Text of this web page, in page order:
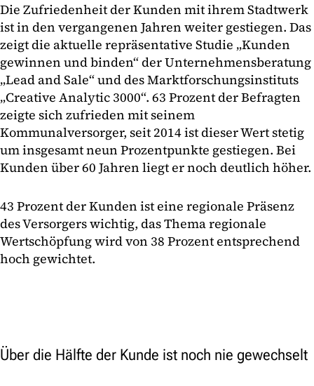
Die Zufriedenheit der Kunden mit ihrem Stadtwerk
ist in den vergangenen Jahren weiter gestiegen. Das
zeigt die aktuelle repräsentative Studie „Kunden
gewinnen und binden“ der Unternehmensberatung
„Lead and Sale“ und des Marktforschungsinstituts
„Creative Analytic 3000“. 63 Prozent der Befragten
zeigte sich zufrieden mit seinem
Kommunalversorger, seit 2014 ist dieser Wert stetig
um insgesamt neun Prozentpunkte gestiegen. Bei
Kunden über 60 Jahren liegt er noch deutlich höher.
43 Prozent der Kunden ist eine regionale Präsenz
des Versorgers wichtig, das Thema regionale
Wertschöpfung wird von 38 Prozent entsprechend
hoch gewichtet.
Über die Hälfte der Kunde ist noch nie gewechselt